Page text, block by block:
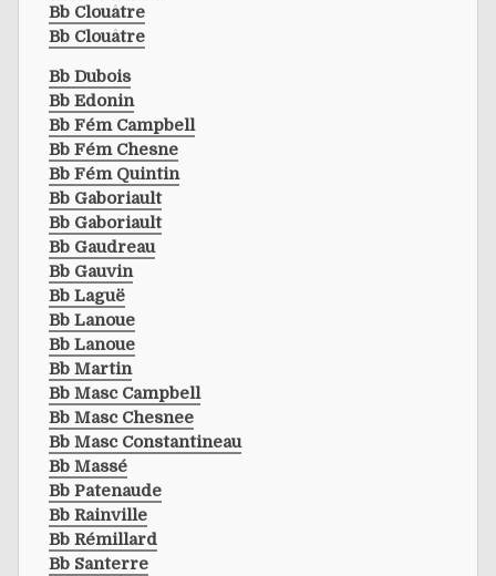
Bb Clouâtre
Bb Clouâtre
Bb Dubois
Bb Edonin
Bb Fém Campbell
Bb Fém Chesne
Bb Fém Quintin
Bb Gaboriault
Bb Gaboriault
Bb Gaudreau
Bb Gauvin
Bb Laguë
Bb Lanoue
Bb Lanoue
Bb Martin
Bb Masc Campbell
Bb Masc Chesnee
Bb Masc Constantineau
Bb Massé
Bb Patenaude
Bb Rainville
Bb Rémillard
Bb Santerre